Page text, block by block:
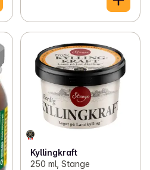
Kyllingkraft
250 ml, Stange